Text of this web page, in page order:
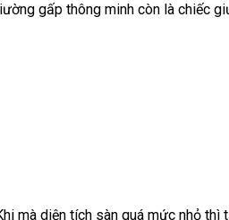
gấp thông minh còn là chiếc
mà diện tích sàn quá mức nhỏ thì